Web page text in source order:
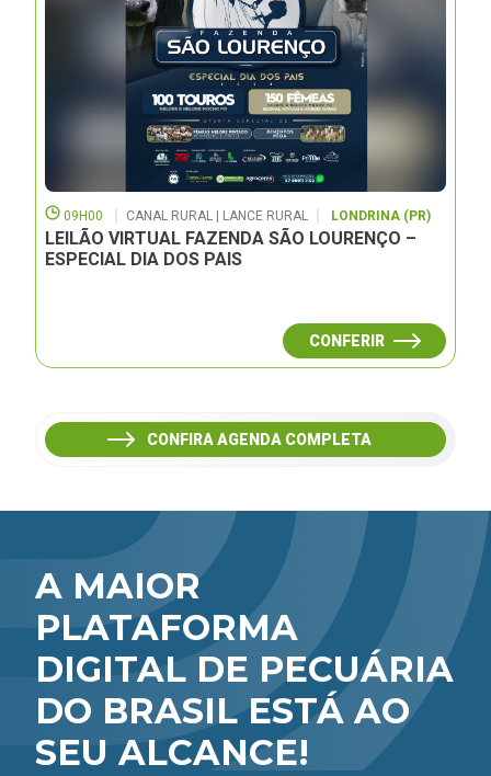
09H00 CANAL RURAL | LANCE RURAL LONDRINA (PR)
LEILÃO VIRTUAL FAZENDA SÃO LOURENÇO –
ESPECIAL DIA DOS PAIS
CONFERIR
CONFIRA AGENDA COMPLETA
A MAIOR
PLATAFORMA
DIGITAL DE PECUÁRIA
DO BRASIL ESTÁ AO
SEU ALCANCE!